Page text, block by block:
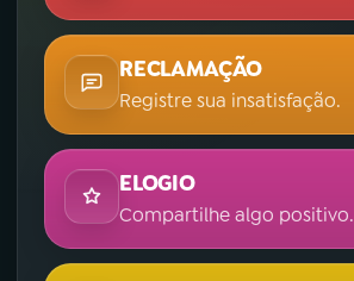
RECLAMAÇÃO
Registre sua insatisfação.
ELOGIO
Compartilhe algo positivo.